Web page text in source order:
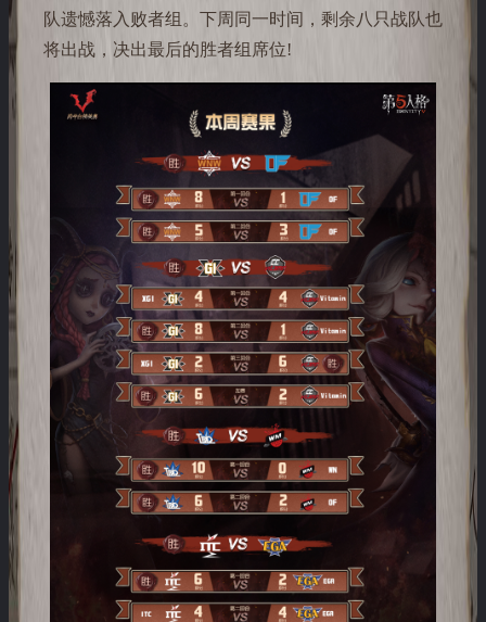
队遗憾落入败者组。下周同一时间，剩余八只战队也
将出战，决出最后的胜者组席位!